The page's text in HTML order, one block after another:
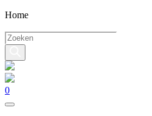
Home
Producten
zoeken
0